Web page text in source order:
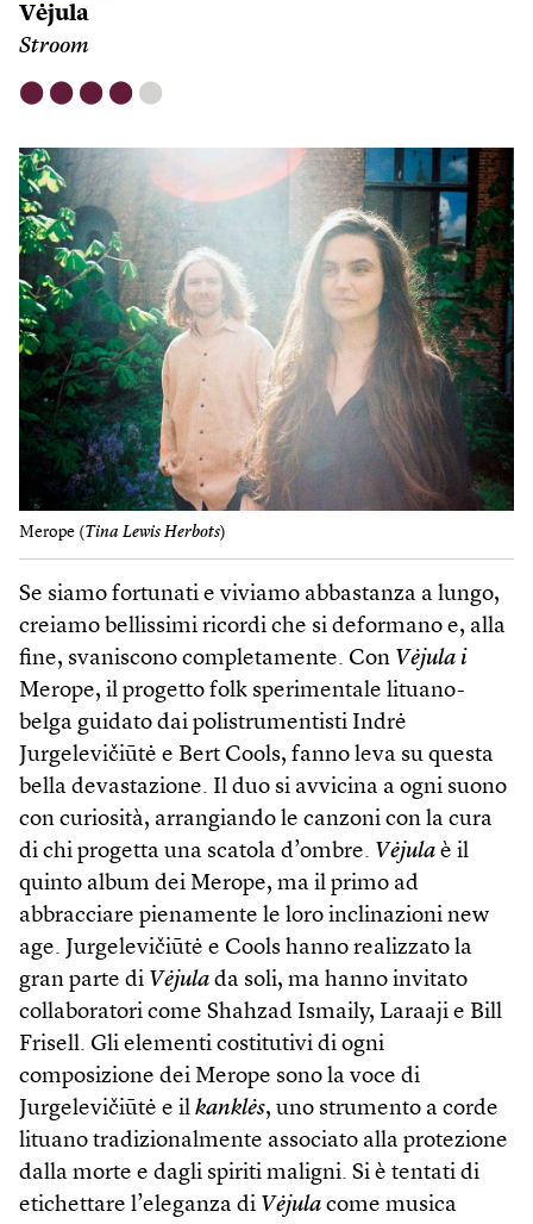
Vėjula
Stroom
⬤ ⬤ ⬤ ⬤ ⬤
Merope (Tina Lewis Herbots)
Se siamo fortunati e viviamo abbastanza a lungo,
creiamo bellissimi ricordi che si deformano e, alla
fine, svaniscono completamente. Con Vėjula i
Merope, il progetto folk sperimentale lituano-
belga guidato dai polistrumentisti Indrė
Jurgelevičiūtė e Bert Cools, fanno leva su questa
bella devastazione. Il duo si avvicina a ogni suono
con curiosità, arrangiando le canzoni con la cura
di chi progetta una scatola d’ombre. Vėjula è il
quinto album dei Merope, ma il primo ad
abbracciare pienamente le loro inclinazioni new
age. Jurgelevičiūtė e Cools hanno realizzato la
gran parte di Vėjula da soli, ma hanno invitato
collaboratori come Shahzad Ismaily, Laraaji e Bill
Frisell. Gli elementi costitutivi di ogni
composizione dei Merope sono la voce di
Jurgelevičiūtė e il kanklės, uno strumento a corde
lituano tradizionalmente associato alla protezione
dalla morte e dagli spiriti maligni. Si è tentati di
etichettare l’eleganza di Vėjula come musica